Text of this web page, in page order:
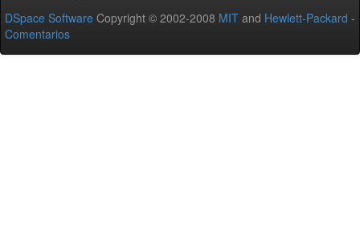
DSpace Software Copyright © 2002-2008 MIT and Hewlett-Packard -
Comentarios